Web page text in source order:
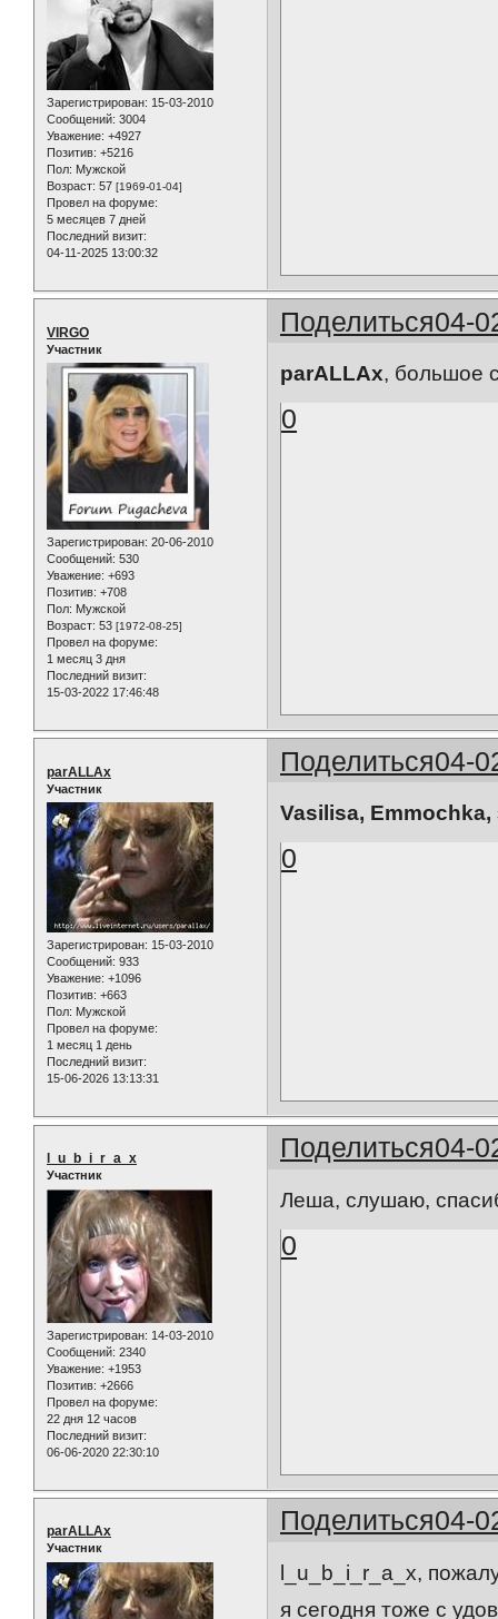
Зарегистрирован: 15-03-2010
Сообщений: 3004
Уважение: +4927
Позитив: +5216
Пол: Мужской
Возраст: 57 [1969-01-04]
Провел на форуме:
5 месяцев 7 дней
Последний визит:
04-11-2025 13:00:32
Поделиться04-
VIRGO
Участник
Зарегистрирован: 20-06-2010
Сообщений: 530
Уважение: +693
Позитив: +708
Пол: Мужской
Возраст: 53 [1972-08-25]
Провел на форуме:
1 месяц 3 дня
Последний визит:
15-03-2022 17:46:48
parALLAx, большое
0
Поделиться04-
parALLAx
Участник
Зарегистрирован: 15-03-2010
Сообщений: 933
Уважение: +1096
Позитив: +663
Пол: Мужской
Провел на форуме:
1 месяц 1 день
Последний визит:
15-06-2026 13:13:31
Vasilisa,
0
Поделиться04-
l_u_b_i_r_a_x
Участник
Зарегистрирован: 14-03-2010
Сообщений: 2340
Уважение: +1953
Позитив: +2666
Провел на форуме:
22 дня 12 часов
Последний визит:
06-06-2020 22:30:10
Леша, слушаю,
0
Поделиться04-
parALLAx
Участник
l_u_b_i_r_a_x,
я сегодня тоже с